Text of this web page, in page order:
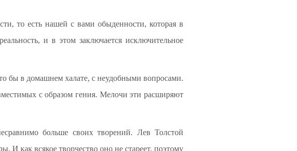
то есть нашей с вами обыденности, которая в
и в этом заключается исключительное
бы в домашнем халате, с неудобными вопросами.
с образом гения. Мелочи эти расширяют
больше своих творений. Лев Толстой
И как всякое творчество оно не стареет, поэтому